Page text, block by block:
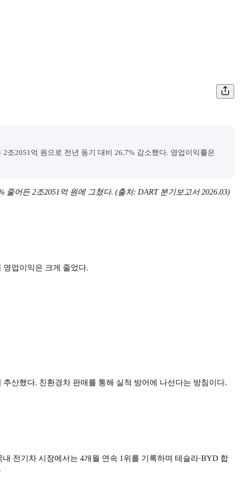
조2051억 원으로 전년 동기 대비 26.7% 감소했다. 영업이익률은
어든 2조2051억 원에 그쳤다. (출처: DART 분기보고서 2026.03)
영업이익은 크게 줄었다.
산했다. 친환경차 판매를 통해 실적 방어에 나선다는 방침이다.
전기차 시장에서는 4개월 연속 1위를 기록하며 테슬라·BYD 합